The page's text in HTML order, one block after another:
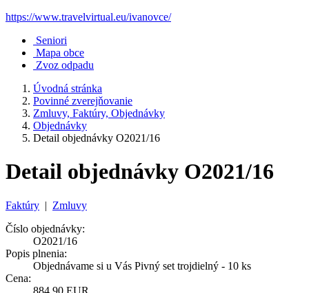
https://www.travelvirtual.eu/ivanovce/
Seniori
Mapa obce
Zvoz odpadu
Úvodná stránka
Povinné zverejňovanie
Zmluvy, Faktúry, Objednávky
Objednávky
Detail objednávky O2021/16
Detail objednávky O2021/16
Faktúry | Zmluvy
Číslo objednávky:
O2021/16
Popis plnenia:
Objednávame si u Vás Pivný set trojdielný - 10 ks
Cena:
884,90 EUR